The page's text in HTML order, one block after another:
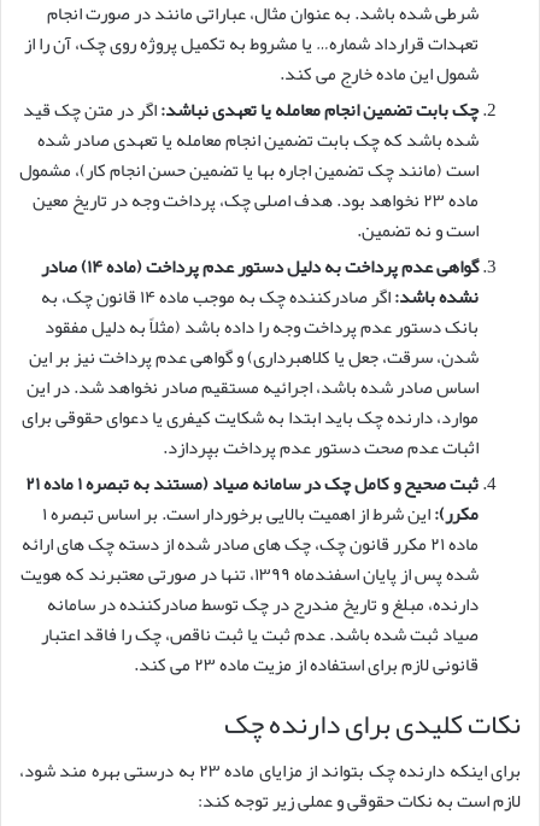
شرطی شده باشد. به عنوان مثال، عباراتی مانند در صورت انجام
تعهدات قرارداد شماره… یا مشروط به تکمیل پروژه روی چک، آن را از
شمول این ماده خارج می کند.
چک بابت تضمین انجام معامله یا تعهدی نباشد:اگر در متن چک قید
شده باشد که چک بابت تضمین انجام معامله یا تعهدی صادر شده
است (مانند چک تضمین اجاره بها یا تضمین حسن انجام کار)، مشمول
ماده ۲۳ نخواهد بود. هدف اصلی چک، پرداخت وجه در تاریخ معین
است و نه تضمین.
گواهی عدم پرداخت به دلیل دستور عدم پرداخت (ماده ۱۴) صادر
نشده باشد:
اگر صادرکننده چک به موجب ماده ۱۴ قانون چک، به
بانک دستور عدم پرداخت وجه را داده باشد (مثلاً به دلیل مفقود
شدن، سرقت، جعل یا کلاهبرداری) و گواهی عدم پرداخت نیز بر این
اساس صادر شده باشد، اجرائیه مستقیم صادر نخواهد شد. در این
موارد، دارنده چک باید ابتدا به شکایت کیفری یا دعوای حقوقی برای
اثبات عدم صحت دستور عدم پرداخت بپردازد.
ثبت صحیح و کامل چک در سامانه صیاد (مستند به تبصره ۱ ماده ۲۱
مکرر):
این شرط از اهمیت بالایی برخوردار است. بر اساس تبصره ۱
ماده ۲۱ مکرر قانون چک، چک های صادر شده از دسته چک های ارائه
شده پس از پایان اسفندماه ۱۳۹۹، تنها در صورتی معتبرند که هویت
دارنده، مبلغ و تاریخ مندرج در چک توسط صادرکننده در سامانه
صیاد ثبت شده باشد. عدم ثبت یا ثبت ناقص، چک را فاقد اعتبار
قانونی لازم برای استفاده از مزیت ماده ۲۳ می کند.
نکات کلیدی برای دارنده چک
برای اینکه دارنده چک بتواند از مزایای ماده ۲۳ به درستی بهره مند شود،
لازم است به نکات حقوقی و عملی زیر توجه کند: